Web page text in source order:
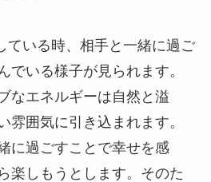
ている時、相手と一緒に過ご
でいる様子が見られます。
なエネルギーは自然と溢
雰囲気に引き込まれます。
に過ごすことで幸せを感
楽しもうとします。そのた